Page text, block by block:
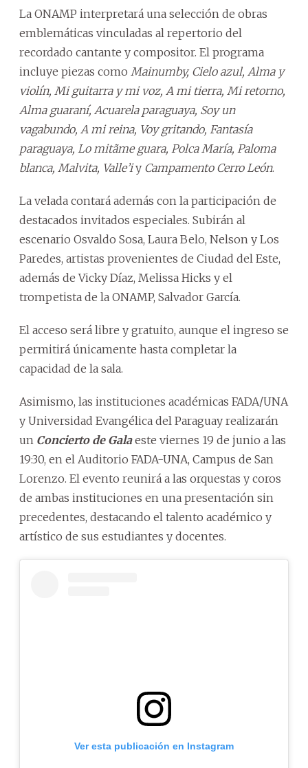
La ONAMP interpretará una selección de obras
emblemáticas vinculadas al repertorio del
recordado cantante y compositor. El programa
incluye piezas como Mainumby, Cielo azul, Alma y
violín, Mi guitarra y mi voz, A mi tierra, Mi retorno,
Alma guaraní, Acuarela paraguaya, Soy un
vagabundo, A mi reina, Voy gritando, Fantasía
paraguaya, Lo mitãme guara, Polca María, Paloma
blanca, Malvita, Valle’iy Campamento Cerro León.
La velada contará además con la participación de
destacados invitados especiales. Subirán al
escenario Osvaldo Sosa, Laura Belo, Nelson y Los
Paredes, artistas provenientes de Ciudad del Este,
además de Vicky Díaz, Melissa Hicks y el
trompetista de la ONAMP, Salvador García.
El acceso será libre y gratuito, aunque el ingreso se
permitirá únicamente hasta completar la
capacidad de la sala.
Asimismo, las instituciones académicas FADA/UNA
y Universidad Evangélica del Paraguay realizarán
un Concierto de Galaeste viernes 19 de junio a las
19:30, en el Auditorio FADA-UNA, Campus de San
Lorenzo. El evento reunirá a las orquestas y coros
de ambas instituciones en una presentación sin
precedentes, destacando el talento académico y
artístico de sus estudiantes y docentes.
Ver esta publicación en Instagram